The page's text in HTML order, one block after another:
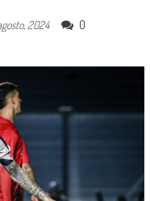
2024 0